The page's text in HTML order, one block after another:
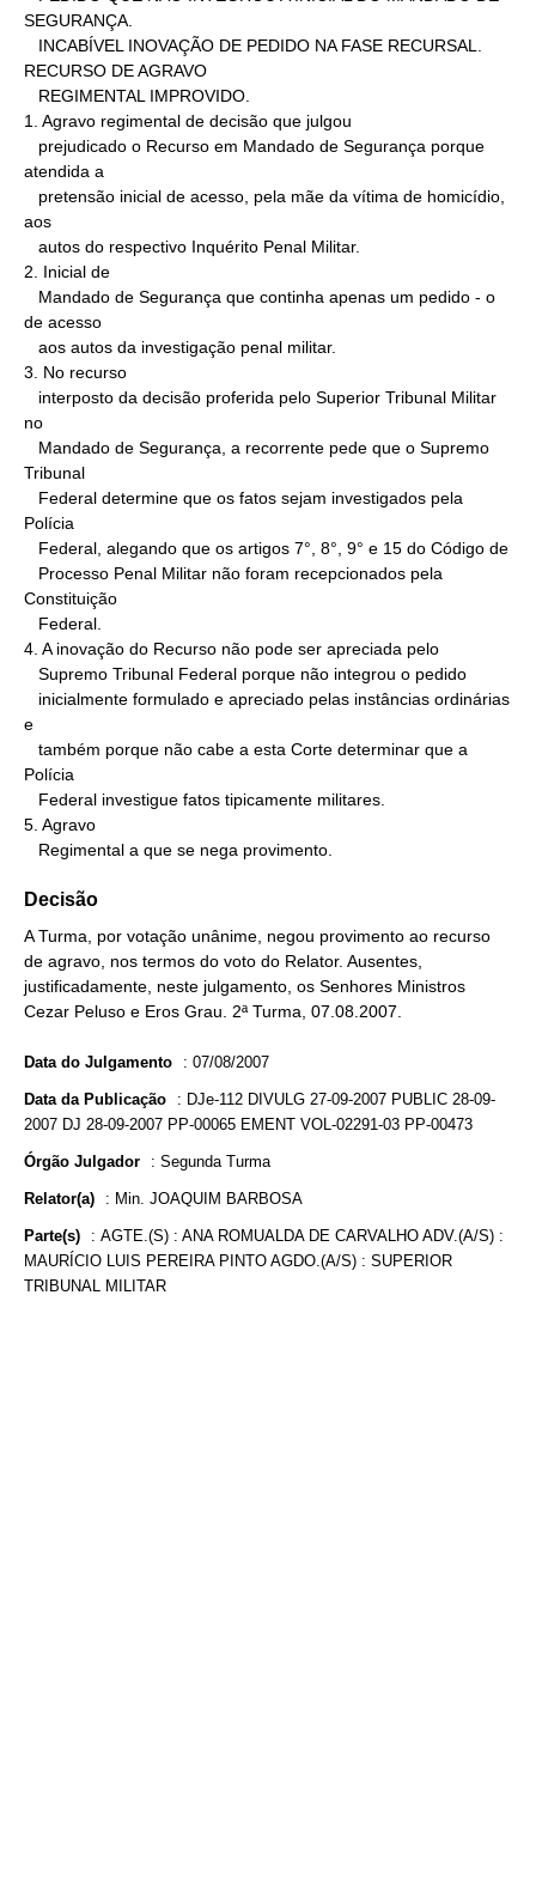
SEGURANÇA.
RECURSO DE AGRAVO
1. Agravo regimental de decisão que julgou
atendida a
aos
2. Inicial de
de acesso
3. No recurso
no
Tribunal
Polícia
Constituição
4. A inovação do Recurso não pode ser apreciada pelo
e
Polícia
5. Agravo
   Regimental a que se nega provimento.
Decisão
A Turma, por votação unânime, negou provimento ao recurso
de agravo, nos termos do voto do Relator. Ausentes,
justificadamente, neste julgamento, os Senhores Ministros
Cezar Peluso e Eros Grau. 2ª Turma, 07.08.2007.
Data do Julgamento : 07/08/2007
Data da Publicação : DJe-112 DIVULG 27-09-2007 PUBLIC 28-09-
2007 DJ 28-09-2007 PP-00065 EMENT VOL-02291-03 PP-00473
Órgão Julgador : Segunda Turma
Relator(a) : Min. JOAQUIM BARBOSA
Parte(s) : AGTE.(S) : ANA ROMUALDA DE CARVALHO ADV.(A/S) :
MAURÍCIO LUIS PEREIRA PINTO AGDO.(A/S) : SUPERIOR
TRIBUNAL MILITAR